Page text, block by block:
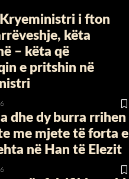
Kryeministri i fton
këta
– këta që
e pritshin në
dhe dy burra rrihen
me mjete të forta e
në Han të Elezit